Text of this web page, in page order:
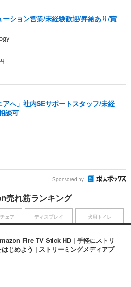
ション営業/未経験歓迎/昇給あり/賞
アへ」社内SEサポートスタッフ/未経
談可
Sponsored by
売れ筋ランキング
Fire TV Stick HD | 手軽にストリ
はじめよう | ストリーミングメディアプ
ェア ディスプレイ 犬用トイレ